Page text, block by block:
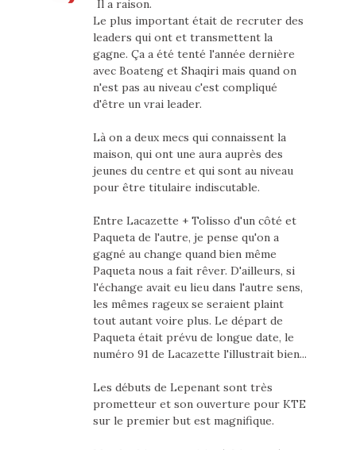
Il a raison.
Le plus important était de recruter des
leaders qui ont et transmettent la
gagne. Ça a été tenté l'année dernière
avec Boateng et Shaqiri mais quand on
n'est pas au niveau c'est compliqué
d'être un vrai leader.
Là on a deux mecs qui connaissent la
maison, qui ont une aura auprès des
jeunes du centre et qui sont au niveau
pour être titulaire indiscutable.
Entre Lacazette + Tolisso d'un côté et
Paqueta de l'autre, je pense qu'on a
gagné au change quand bien même
Paqueta nous a fait rêver. D'ailleurs, si
l'échange avait eu lieu dans l'autre sens,
les mêmes rageux se seraient plaint
tout autant voire plus. Le départ de
Paqueta était prévu de longue date, le
numéro 91 de Lacazette l'illustrait bien...
Les débuts de Lepenant sont très
prometteur et son ouverture pour KTE
sur le premier but est magnifique.